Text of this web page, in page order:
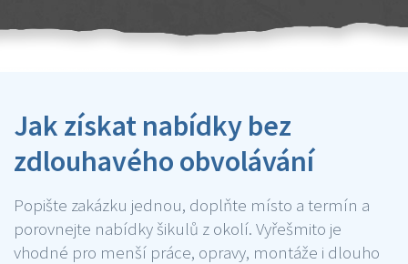
Jak získat nabídky bez
zdlouhavého obvolávání
Popište zakázku jednou, doplňte místo a termín a
porovnejte nabídky šikulů z okolí. Vyřešmito je
vhodné pro menší práce, opravy, montáže i dlouho